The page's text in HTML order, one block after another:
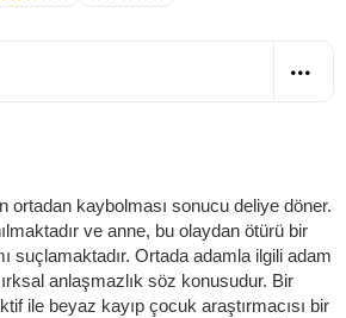
ortadan kaybolması sonucu deliye döner.
ve anne, bu olaydan ötürü bir
suçlamaktadır. Ortada adamla ilgili adam
anlaşmazlık söz konusudur. Bir
ile beyaz kayıp çocuk araştırmacısı bir